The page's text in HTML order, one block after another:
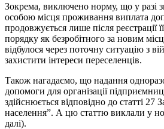
Зокрема, виключено норму, що у разі
особою місця проживання виплата
продовжується лише після реєстрації
порядку як безробітного за новим
відбулося через поточну ситуацію з
захистити інтереси переселенців.
Також нагадаємо, що надання
допомоги для організації
здійснюється відповідно до статті 27
населення”. А цю статтю виклали у
далі).